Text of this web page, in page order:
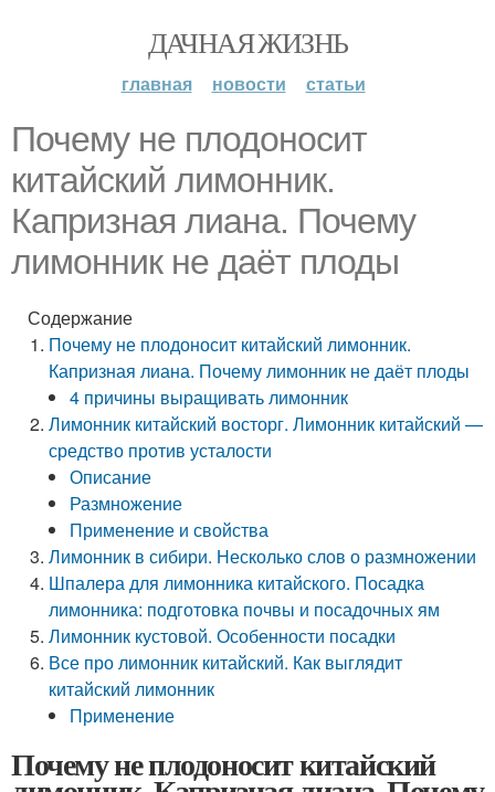
ДАЧНАЯ ЖИЗНЬ
главная новости статьи
Почему не плодоносит
китайский лимонник.
Капризная лиана. Почему
лимонник не даёт плоды
Содержание
Почему не плодоносит китайский лимонник.
Капризная лиана. Почему лимонник не даёт плоды
4 причины выращивать лимонник
Лимонник китайский восторг. Лимонник китайский —
средство против усталости
Описание
Размножение
Применение и свойства
Лимонник в сибири. Несколько слов о размножении
Шпалера для лимонника китайского. Посадка
лимонника: подготовка почвы и посадочных ям
Лимонник кустовой. Особенности посадки
Все про лимонник китайский. Как выглядит
китайский лимонник
Применение
Почему не плодоносит китайский